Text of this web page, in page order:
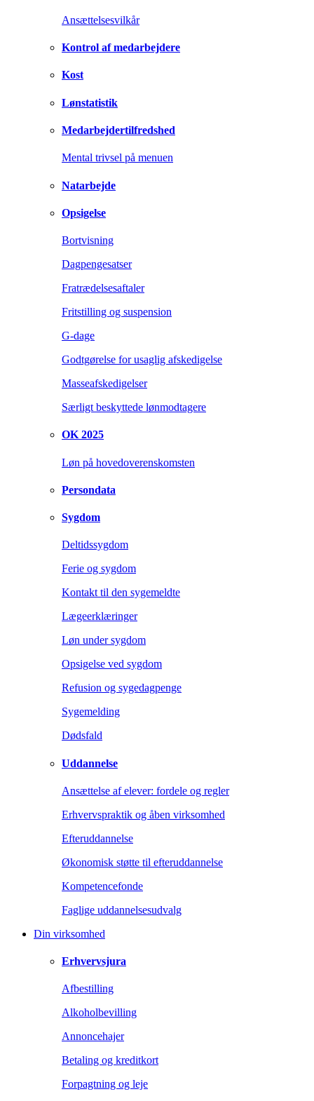
Ansættelsesvilkår
Kontrol af medarbejdere
Kost
Lønstatistik
Medarbejdertilfredshed
Mental trivsel på menuen
Natarbejde
Opsigelse
Bortvisning
Dagpengesatser
Fratrædelsesaftaler
Fritstilling og suspension
G-dage
Godtgørelse for usaglig afskedigelse
Masseafskedigelser
Særligt beskyttede lønmodtagere
OK 2025
Løn på hovedoverenskomsten
Persondata
Sygdom
Deltidssygdom
Ferie og sygdom
Kontakt til den sygemeldte
Lægeerklæringer
Løn under sygdom
Opsigelse ved sygdom
Refusion og sygedagpenge
Sygemelding
Dødsfald
Uddannelse
Ansættelse af elever: fordele og regler
Erhvervspraktik og åben virksomhed
Efteruddannelse
Økonomisk støtte til efteruddannelse
Kompetencefonde
Faglige uddannelsesudvalg
Din virksomhed
Erhvervsjura
Afbestilling
Alkoholbevilling
Annoncehajer
Betaling og kreditkort
Forpagtning og leje